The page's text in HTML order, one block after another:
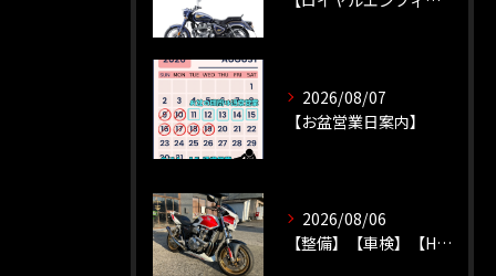
2026/08/07
【お盆営業日案内】
2026/08/06
【整備】【車検】【HONDA】